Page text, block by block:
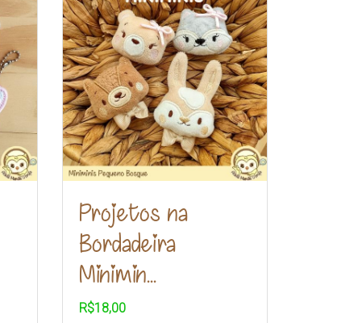
Projetos na
Bordadeira
Minimin...
R$18,00